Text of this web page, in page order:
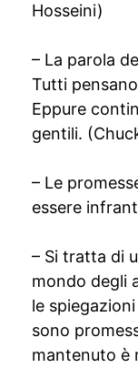
Hosseini)
– La parola
Tutti
Eppure
gentili.
– Le
essere
– Si tratta di
mondo degli
le
sono
mantenuto è